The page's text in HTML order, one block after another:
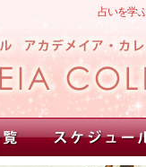
占いを学